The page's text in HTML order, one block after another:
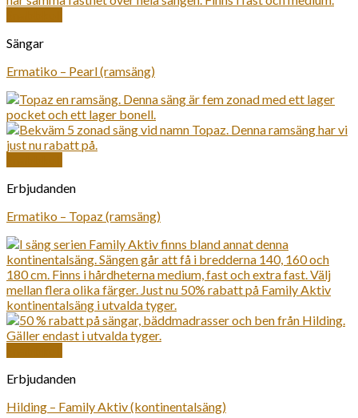
Sängar
Ermatiko – Pearl (ramsäng)
Erbjudanden
Ermatiko – Topaz (ramsäng)
Erbjudanden
Hilding – Family Aktiv (kontinentalsäng)